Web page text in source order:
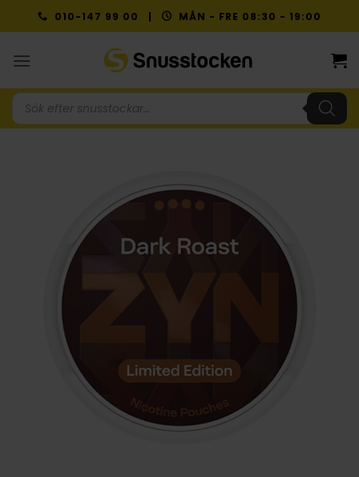
to
010-147 99 00 | MÅN - FRE 08:30 - 19:00
Produktsökning